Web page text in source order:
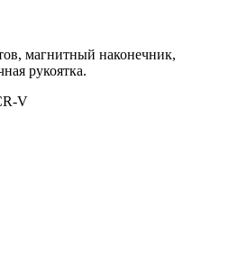
магнитный наконечник,
рукоятка.
V